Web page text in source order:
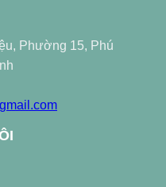
Phường 15, Phú